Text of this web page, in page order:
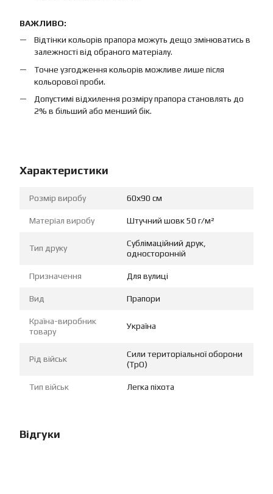
ВАЖЛИВО:
Відтінки кольорів прапора можуть дещо змінюватись в
залежності від обраного матеріалу.
Точне узгодження кольорів можливе лише після
кольорової проби.
Допустимі відхилення розміру прапора становлять до
2% в більший або менший бік.
Характеристики
Розмір виробу 60х90 см
Матеріал виробу Штучний шовк 50 г/м²
Тип друку
Сублімаційний друк,
односторонній
Призначення Для вулиці
Вид Прапори
Країна-виробник
товару
Україна
Рід військ
Сили територіальної оборони
(ТрО)
Тип військ Легка піхота
Відгуки